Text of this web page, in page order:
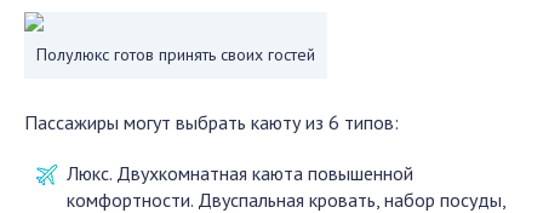
Полулюкс готов принять своих гостей
Пассажиры могут выбрать каюту из 6 типов:
Люкс. Двухкомнатная каюта повышенной
комфортности. Двуспальная кровать, набор посуды,